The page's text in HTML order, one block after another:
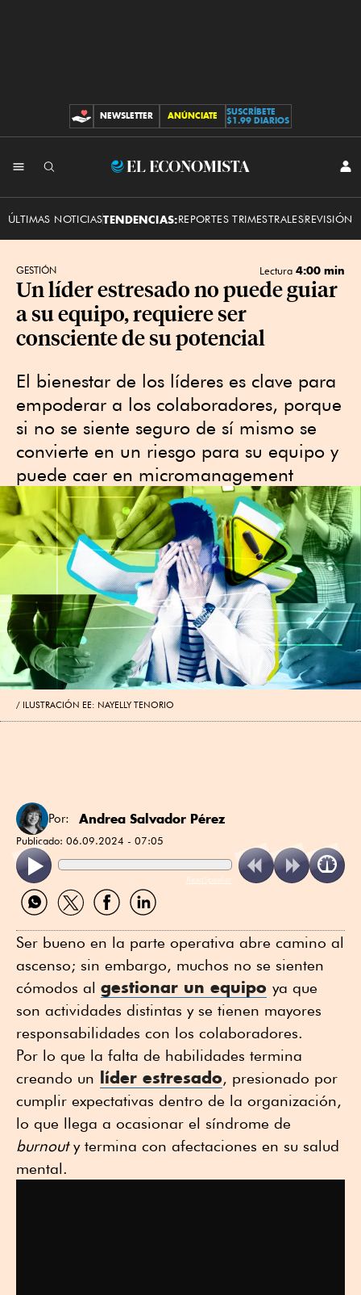
CONTRIBUCIONES
NEWSLETTER ANÚNCIATE
SUSCRÍBETE
$1.99 DIARIOS
El
ÚLTIMAS NOTICIASTENDENCIAS:REPORTES TRIMESTRALESREVISIÓN
GESTIÓN Lectura 4:00 min
Un líder estresado no puede guiar
a su equipo, requiere ser
consciente de su potencial
El bienestar de los líderes es clave para
empoderar a los colaboradores, porque
si no se siente seguro de sí mismo se
convierte en un riesgo para su equipo y
puede caer en micromanagement
ILUSTRACIÓN EE: NAYELLY TENORIO
Por: Andrea Salvador Pérez
Publicado: 06.09.2024 - 07:05
ReadSpeaker
Compartir
por
Compartir
por
Compartir
por
Compartir
por
Ser bueno en la parte operativa abre camino al
ascenso; sin embargo, muchos no se sienten
cómodos al gestionar un equipo ya que
son actividades distintas y se tienen mayores
responsabilidades con los colaboradores.
Por lo que la falta de habilidades termina
creando un líder estresado, presionado por
cumplir expectativas dentro de la organización,
lo que llega a ocasionar el síndrome de
burnouty termina con afectaciones en su salud
mental.